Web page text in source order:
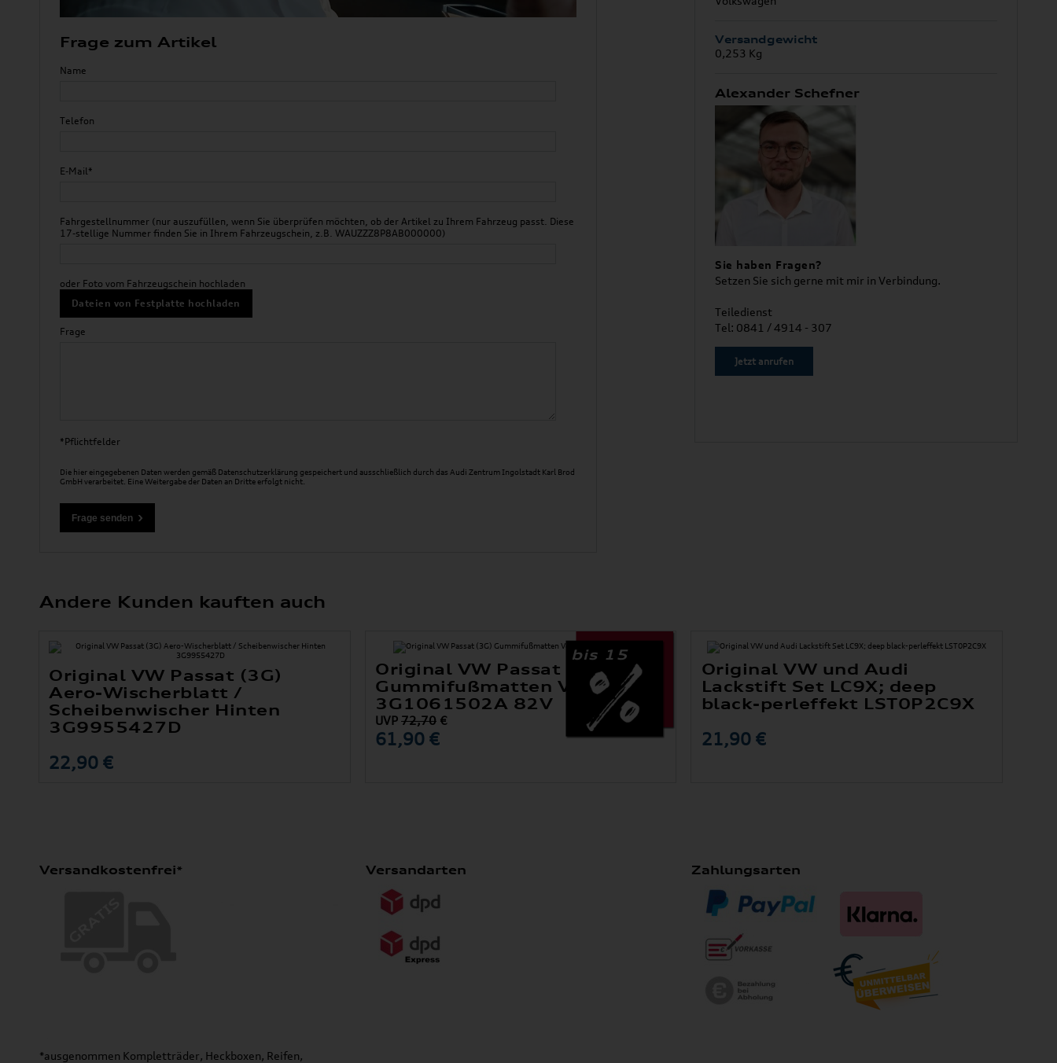
Frage zum Artikel
Name
Telefon
E-Mail*
Fahrgestellnummer (nur auszufüllen, wenn Sie überprüfen möchten, ob der Artikel zu Ihrem Fahrzeug passt. Diese
17-stellige Nummer finden Sie in Ihrem Fahrzeugschein, z.B. WAUZZZ8P8AB000000)
oder Foto vom Fahrzeugschein hochladen
Dateien von Festplatte hochladen
Frage
*Pflichtfelder
Die hier eingegebenen Daten werden gemäß Datenschutzerklärung gespeichert und ausschließlich durch das Audi Zentrum Ingolstadt Karl Brod
GmbH verarbeitet. Eine Weitergabe der Daten an Dritte erfolgt nicht.
Versandgewicht
0,253 Kg
Alexander Schefner
Sie haben Fragen?
Setzen Sie sich gerne mit mir in Verbindung.
Teiledienst
Tel: 0841 / 4914 - 307
Jetzt anrufen
Andere Kunden kauften auch
Original VW Passat (3G)
Aero-Wischerblatt /
Scheibenwischer Hinten
3G9955427D
22,90 €
bis 15
Original VW Passat (3G)
Gummifußmatten Vorne
3G1061502A 82V
UVP72,70 €
61,90 €
Original VW und Audi
Lackstift Set LC9X; deep
black-perleffekt LST0P2C9X
21,90 €
Versandkostenfrei*
*ausgenommen Kompletträder, Heckboxen, Reifen,
Versandarten Zahlungsarten